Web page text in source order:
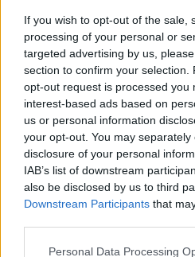
If you wish to opt-out of the sale,
processing of your personal or
targeted advertising by us,
section to confirm your selection.
opt-out request is processed you
interest-based ads based on
us or personal information
your opt-out. You may
disclosure of your personal
IAB’s list of downstream
also be disclosed by us to third
Downstream Participants that
Personal Data Processing
Komentáře
TAGY Dagmar Moravcová Dcery
historie
Jan Baptista Bárta Jan Liška